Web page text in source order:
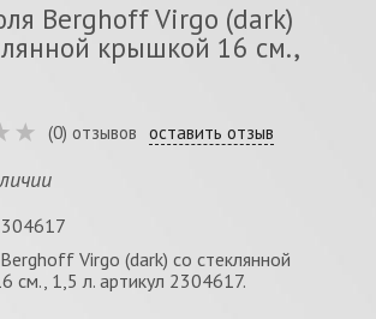
Berghoff Virgo (dark)
крышкой 16 см.,
(0) отзывов оставить отзыв
Virgo (dark) со стеклянной
см., 1,5 л. артикул 2304617.